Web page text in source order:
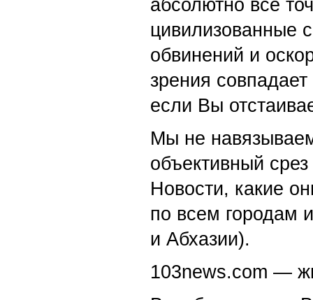
абсолютно все
цивилизованные
обвинений и
зрения
если Вы
Мы не
объективный
Новости, какие
по всем городам
и Абхазии).
103news.com —